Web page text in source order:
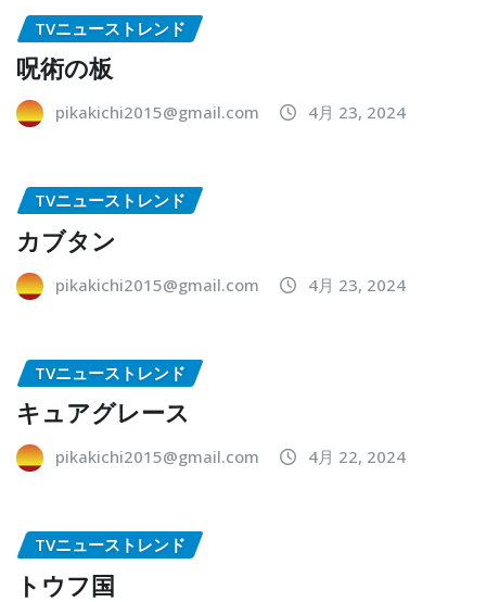
TVニューストレンド
呪術の板
pikakichi2015@gmail.com 4月 23, 2024
TVニューストレンド
カブタン
pikakichi2015@gmail.com 4月 23, 2024
TVニューストレンド
キュアグレース
pikakichi2015@gmail.com 4月 22, 2024
TVニューストレンド
トウフ国